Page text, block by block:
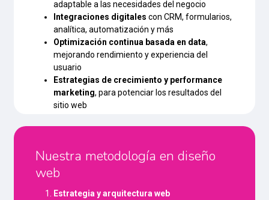
adaptable a las necesidades del negocio
Integraciones digitales con CRM, formularios,
analítica, automatización y más
Optimización continua basada en data,
mejorando rendimiento y experiencia del
usuario
Estrategias de crecimiento y performance
marketing, para potenciar los resultados del
sitio web
Nuestra metodología en diseño
web
Estrategia y arquitectura web